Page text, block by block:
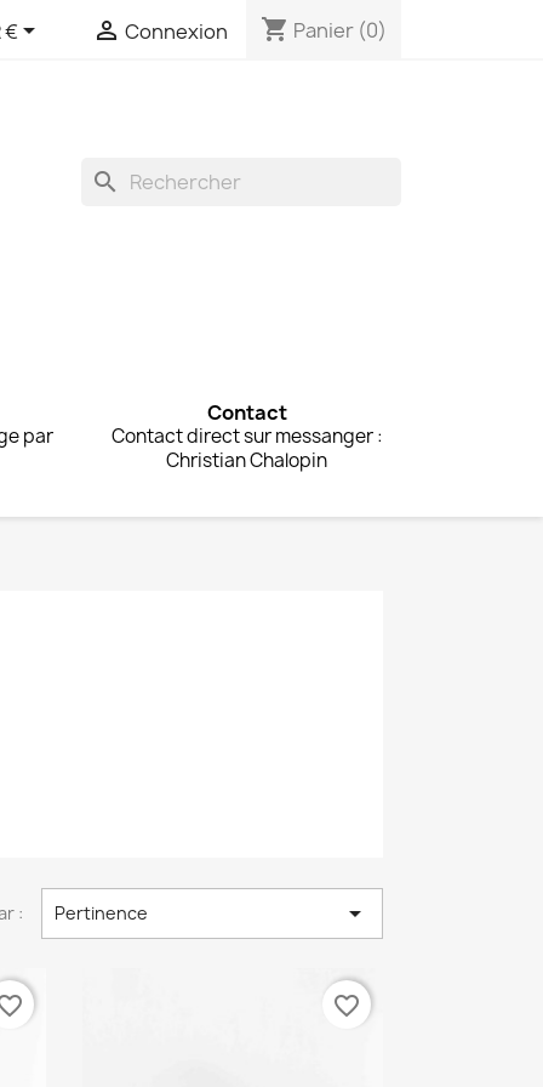
€  Connexion shopping_cart Panier (0)
search
par
Contact
Contact direct sur messanger :
Christian Chalopin
: Pertinence 
favorite_border